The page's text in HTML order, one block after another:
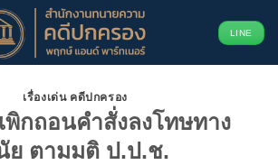
LINE
เรื่องเด่น คดีปกครอง
พิกถอนคำสั่งลงโทษทาง
ย ตามมติ ป.ป.ช.